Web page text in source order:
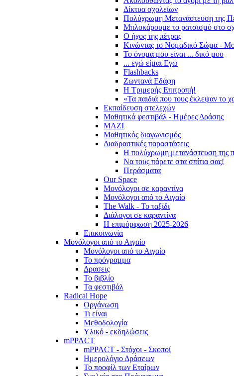
Δίκτυα σχολείων
Πολύχρωμη Μετανάστευση της
Μπλοκάρουμε το ρατσισμό στο
Ο ήχος της πέτρας
Κινώντας το Νομαδικό Σώμα -
Το όνομα μου είναι ... δικό μου
... εγώ είμαι Εγώ
Flashbacks
Ζωντανά Εδάφη
Η Τριμερής Επιτροπή!
«Τα παιδιά που τους έκλεψαν το
Εκπαίδευση στελεχών
Μαθητικά φεστιβάλ - Ημέρες Δράσης
ΜΑΖΙ
Μαθητικός διαγωνισμός
Διαδραστικές παραστάσεις
Η πολύχρωμη μετανάστευση της
Να τους πάρετε στα σπίτια σας!
Περάσματα
Our Space
Μονόλογοι σε καραντίνα
Μονόλογοι από το Αιγαίο
The Walk - Το ταξίδι
Διάλογοι σε καραντίνα
Η επιμόρφωση 2025-2026
Επικοινωνία
Μονόλογοι από το Αιγαίο
Μονόλογοι από το Αιγαίο
Το πρόγραμμα
Δρασεις
Το βιβλίο
Τα φεστιβάλ
Radical Hope
Οργάνωση
Τι είναι
Μεθοδολογία
Υλικό - εκδηλώσεις
mPPACT
mPPACT - Στόχοι - Σκοποί
Ημερολόγιο Δράσεων
Το προφίλ των Εταίρων